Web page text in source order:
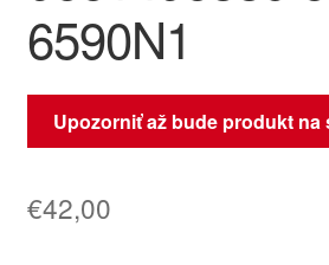
6590N1
Upozorniť až bude produkt na
€42,00